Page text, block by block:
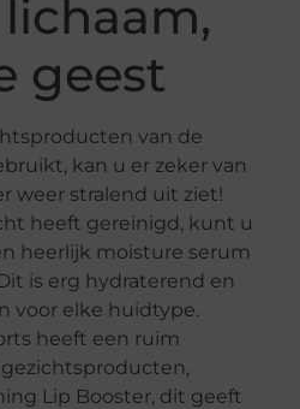
geest
van de
kan u er zeker van
weer stralend uit ziet!
heeft gereinigd, kunt u
heerlijk moisture serum
is erg hydraterend en
voor elke huidtype.
heeft een ruim
gezichtsproducten,
Lip Booster, dit geeft